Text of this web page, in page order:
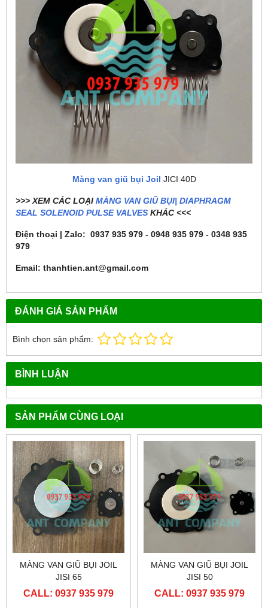
Màng van giũ bụi Joil JICI 40D
>>> XEM CÁC LOẠI MÀNG VAN GIŨ BỤI| DIAPHRAGM
SEAL SOLENOID PULSE VALVES KHÁC <<<
Điện thoại | Zalo: 0937 935 979 - 0948 935 979 - 0348 935
979
Email: thanhtien.ant@gmail.com
ĐÁNH GIÁ SẢN PHẨM
Bình chọn sản phẩm:
BÌNH LUẬN
SẢN PHẨM CÙNG LOẠI
MÀNG VAN GIŨ BỤI JOIL
JISI 65
CALL: 0937 935 979
MÀNG VAN GIŨ BỤI JOIL
JISI 50
CALL: 0937 935 979